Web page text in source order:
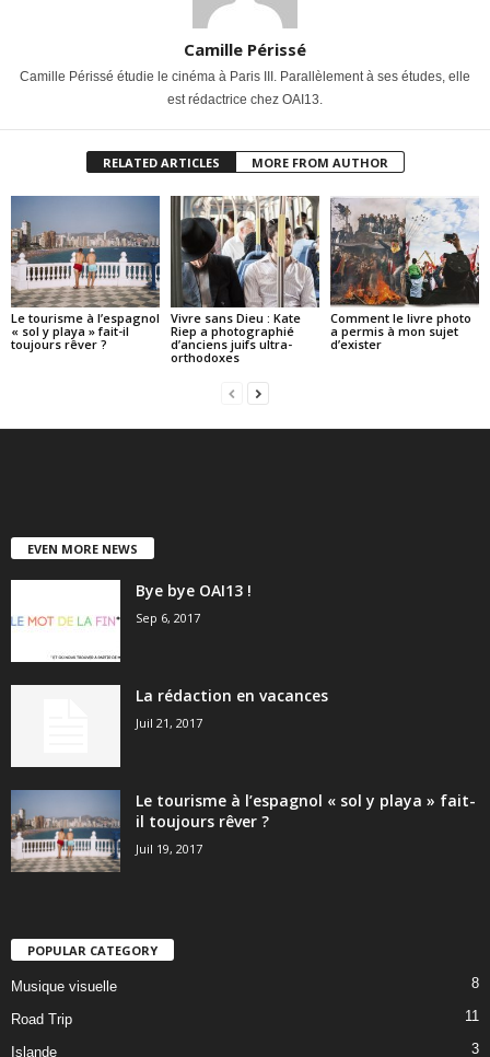
Camille Périssé
Camille Périssé étudie le cinéma à Paris III. Parallèlement à ses études, elle
est rédactrice chez OAI13.
RELATED ARTICLES MORE FROM AUTHOR
Le tourisme à l’espagnol
« sol y playa » fait-il
toujours rêver ?
Vivre sans Dieu : Kate
Riep a photographié
d’anciens juifs ultra-
orthodoxes
Comment le livre photo
a permis à mon sujet
d’exister
EVEN MORE NEWS
Bye bye OAI13 !
Sep 6, 2017
La rédaction en vacances
Juil 21, 2017
Le tourisme à l’espagnol « sol y playa » fait-
il toujours rêver ?
Juil 19, 2017
POPULAR CATEGORY
Musique visuelle 8
Road Trip 11
Islande 3